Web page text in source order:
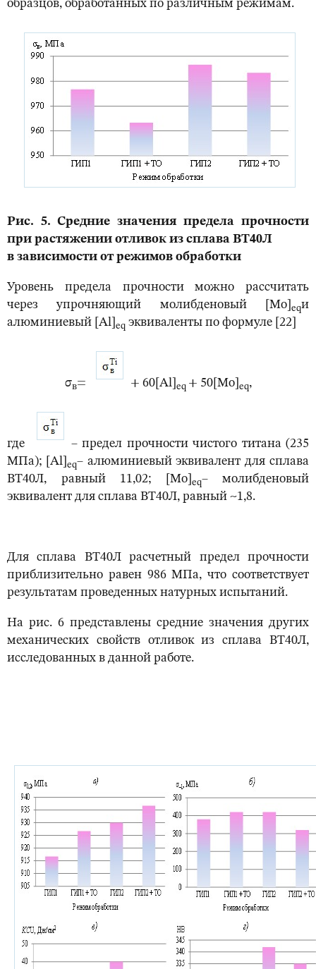
образцов, обработанных по различным режимам.
Рис. 5. Средние значения предела прочности
при растяжении отливок из сплава ВТ40Л
в зависимости от режимов обработки
Уровень предела прочности можно рассчитать
через упрочняющий молибденовый [Mo] eqи
алюминиевый [Al] eq эквиваленты по формуле [22]
σв= + 60[Al] eq + 50[Mo] eq,
где
– предел прочности чистого титана (235
МПа); [Al] eq– алюминиевый эквивалент для сплава
ВТ40Л, равный 11,02; [Mo] eq– молибденовый
эквивалент для сплава ВТ40Л, равный ~1,8.
Для сплава ВТ40Л расчетный предел прочности
приблизительно равен 986 МПа, что соответствует
результатам проведенных натурных испытаний.
На рис. 6 представлены средние значения других
механических свойств отливок из сплава ВТ40Л,
исследованных в данной работе.